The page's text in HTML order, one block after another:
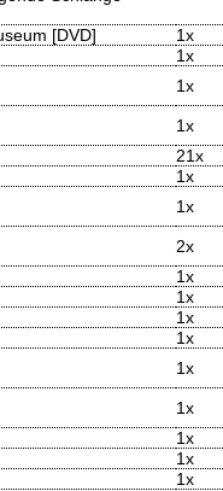
[DVD]
1x
1x
1x
1x
21x
1x
1x
2x
1x
1x
1x
1x
1x
1x
1x
1x
1x